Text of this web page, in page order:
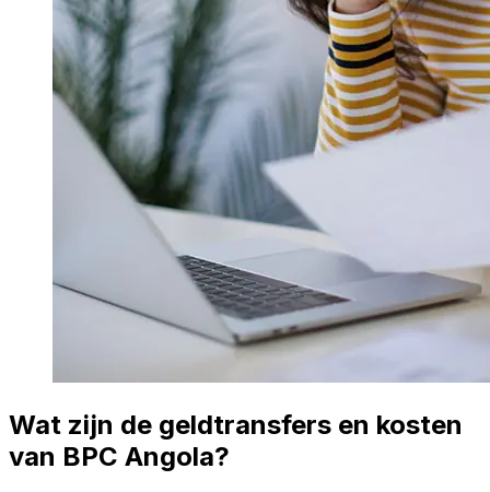
Wat zijn de geldtransfers en kosten
van BPC Angola?